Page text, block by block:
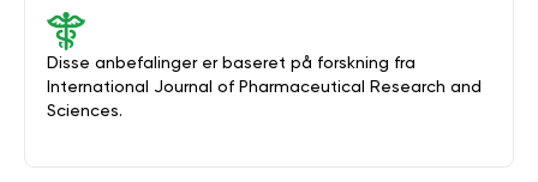
Disse anbefalinger er baseret på forskning fra
International Journal of Pharmaceutical Research and
Sciences.